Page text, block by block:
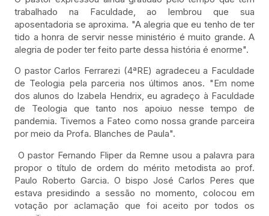
trabalhado na Faculdade, ao lembrou que sua
aposentadoria se aproxima. "A alegria que eu tenho de ter
tido a honra de servir nesse ministério é muito grande. A
alegria de poder ter feito parte dessa história é enorme".
O pastor Carlos Ferrarezi (4ªRE) agradeceu a Faculdade
de Teologia pela parceria nos últimos anos. "Em nome
dos alunos do Izabela Hendrix, eu agradeço à Faculdade
de Teologia que tanto nos apoiuo nesse tempo de
pandemia. Tivemos a Fateo como nossa grande parceira
por meio da Profa. Blanches de Paula".
O pastor Fernando Fliper da Remne usou a palavra para
propor o título de ordem do mérito metodista ao prof.
Paulo Roberto Garcia. O bispo José Carlos Peres que
estava presidindo a sessão no momento, colocou em
votação por aclamação que foi aceito por todos os